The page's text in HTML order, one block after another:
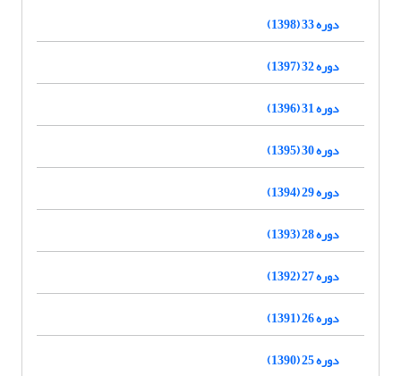
دوره 33 (1398)
دوره 32 (1397)
دوره 31 (1396)
دوره 30 (1395)
دوره 29 (1394)
دوره 28 (1393)
دوره 27 (1392)
دوره 26 (1391)
دوره 25 (1390)